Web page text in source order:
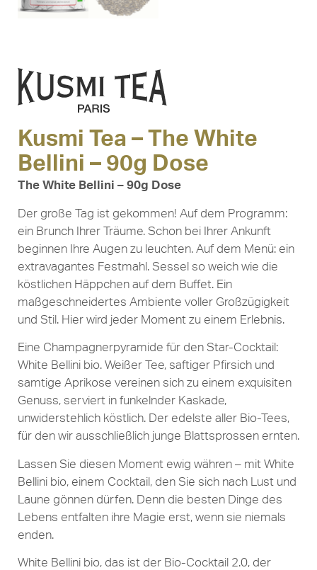
Kusmi Tea – The White
Bellini – 90g Dose
The White Bellini – 90g Dose
Der große Tag ist gekommen! Auf dem Programm:
ein Brunch Ihrer Träume. Schon bei Ihrer Ankunft
beginnen Ihre Augen zu leuchten. Auf dem Menü: ein
extravagantes Festmahl. Sessel so weich wie die
köstlichen Häppchen auf dem Buffet. Ein
maßgeschneidertes Ambiente voller Großzügigkeit
und Stil. Hier wird jeder Moment zu einem Erlebnis.
Eine Champagnerpyramide für den Star-Cocktail:
White Bellini bio. Weißer Tee, saftiger Pfirsich und
samtige Aprikose vereinen sich zu einem exquisiten
Genuss, serviert in funkelnder Kaskade,
unwiderstehlich köstlich. Der edelste aller Bio-Tees,
für den wir ausschließlich junge Blattsprossen ernten.
Lassen Sie diesen Moment ewig währen – mit White
Bellini bio, einem Cocktail, den Sie sich nach Lust und
Laune gönnen dürfen. Denn die besten Dinge des
Lebens entfalten ihre Magie erst, wenn sie niemals
enden.
White Bellini bio, das ist der Bio-Cocktail 2.0, der